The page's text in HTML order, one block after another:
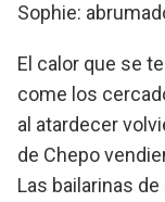
Sophie:
El calor que se
come los
al atardecer
de Chepo
Las bailarinas